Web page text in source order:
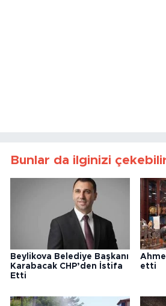
Bunlar da ilginizi
Beylikova Belediye Başkanı
Karabacak CHP’den İstifa
Etti
etti